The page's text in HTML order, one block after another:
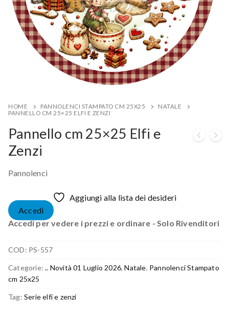
HOME PANNOLENCI STAMPATO CM 25X25
NATALE
PANNELLO CM 25×25 ELFI E ZENZI
Pannello cm 25×25 Elfi e
Zenzi
Pannolenci
Aggiungi alla lista dei desideri
Accedi
Accedi per vedere i prezzi e ordinare - Solo Rivenditori
COD: PS-557
Categorie:.. Novità 01 Luglio 2026,Natale, Pannolenci Stampato
cm 25x25
Tag: Serie elfi e zenzi